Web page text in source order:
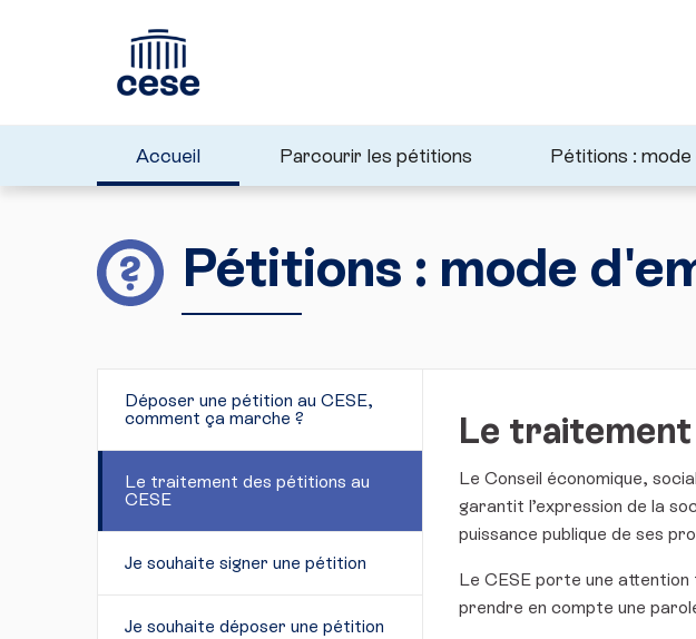
Accueil Parcourir les pétitions Pétitions : mode
Pétitions : mode
Déposer une pétition au CESE,
comment ça marche ?
Le traitement des pétitions au
CESE
Je souhaite signer une pétition
Je souhaite déposer une pétition
Le traitement
Le Conseil économique,
garantit l’expression de la
puissance publique de ses
Le CESE porte une
prendre en compte une